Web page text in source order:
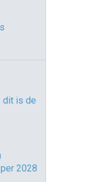
dit is de
2028